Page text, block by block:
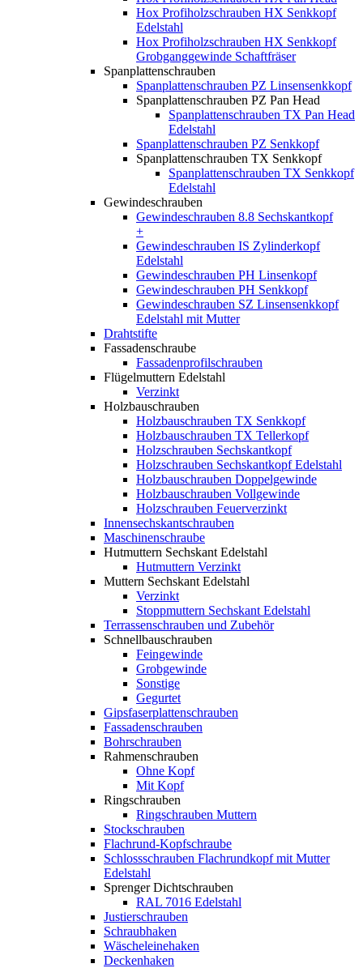
Hox Profiholzschrauben HX Senkkopf
Edelstahl
Hox Profiholzschrauben HX Senkkopf
Grobganggewinde Schaftfräser
Spanplattenschrauben
Spanplattenschrauben PZ Linsensenkkopf
Spanplattenschrauben PZ Pan Head
Spanplattenschrauben TX Pan Head
Edelstahl
Spanplattenschrauben PZ Senkkopf
Spanplattenschrauben TX Senkkopf
Spanplattenschrauben TX Senkkopf
Edelstahl
Gewindeschrauben
Gewindeschrauben 8.8 Sechskantkopf
+
Gewindeschrauben IS Zylinderkopf
Edelstahl
Gewindeschrauben PH Linsenkopf
Gewindeschrauben PH Senkkopf
Gewindeschrauben SZ Linsensenkkopf
Edelstahl mit Mutter
Drahtstifte
Fassadenschraube
Fassadenprofilschrauben
Flügelmuttern Edelstahl
Verzinkt
Holzbauschrauben
Holzbauschrauben TX Senkkopf
Holzbauschrauben TX Tellerkopf
Holzschrauben Sechskantkopf
Holzschrauben Sechskantkopf Edelstahl
Holzbauschrauben Doppelgewinde
Holzbauschrauben Vollgewinde
Holzschrauben Feuerverzinkt
Innensechskantschrauben
Maschinenschraube
Hutmuttern Sechskant Edelstahl
Hutmuttern Verzinkt
Muttern Sechskant Edelstahl
Verzinkt
Stoppmuttern Sechskant Edelstahl
Terrassenschrauben und Zubehör
Schnellbauschrauben
Feingewinde
Grobgewinde
Sonstige
Gegurtet
Gipsfaserplattenschrauben
Fassadenschrauben
Bohrschrauben
Rahmenschrauben
Ohne Kopf
Mit Kopf
Ringschrauben
Ringschrauben Muttern
Stockschrauben
Flachrund-Kopfschraube
Schlossschrauben Flachrundkopf mit Mutter
Edelstahl
Sprenger Dichtschrauben
RAL 7016 Edelstahl
Justierschrauben
Schraubhaken
Wäscheleinehaken
Deckenhaken